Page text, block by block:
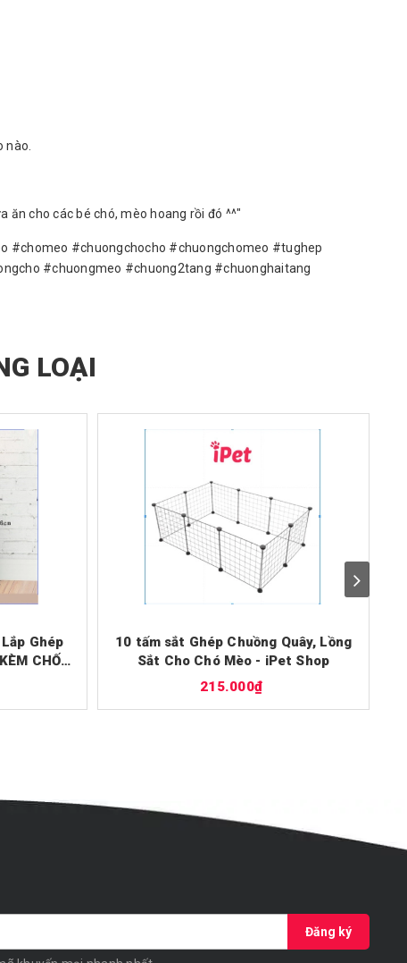
nào.
ăn cho các bé chó, mèo hoang rồi đó ^^"
#chomeo #chuongchocho #chuongchomeo #tughep
#chuongmeo #chuong2tang #chuonghaitang
LOẠI
Ghép
CHỐT
10 tấm sắt Ghép Chuồng Quây, Lồng
Sắt Cho Chó Mèo - iPet Shop
215.000₫
Đăng ký